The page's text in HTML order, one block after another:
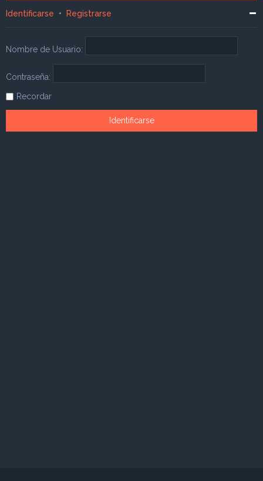
Identificarse • Registrarse
Nombre de Usuario:
Contraseña:
Recordar